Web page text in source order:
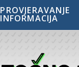
PROVJERAVANJE
INFORMACIJA